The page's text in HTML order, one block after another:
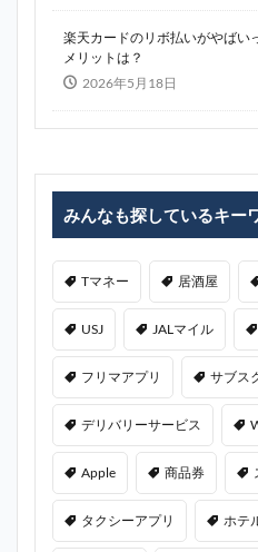
楽天カードのリボ払いがやばい
メリットは？
2026年5月18日
みんなも探しているキー
Tマネー 居酒屋
USJ JALマイル
フリマアプリ サブス
デリバリーサービス
Apple 商品券
タクシーアプリ ホテ